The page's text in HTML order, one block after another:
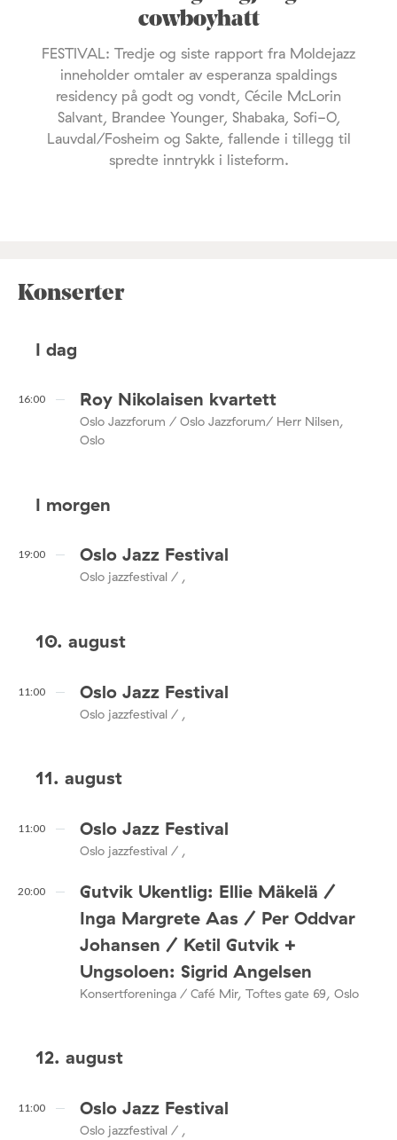
cowboyhatt
FESTIVAL: Tredje og siste rapport fra Moldejazz
inneholder omtaler av esperanza spaldings
residency på godt og vondt, Cécile McLorin
Salvant, Brandee Younger, Shabaka, Sofi-O,
Lauvdal/Fosheim og Sakte, fallende i tillegg til
spredte inntrykk i listeform.
Konserter
I dag
16:00 Roy Nikolaisen kvartett
Oslo Jazzforum / Oslo Jazzforum/ Herr Nilsen,
Oslo
I morgen
19:00 Oslo Jazz Festival
Oslo jazzfestival / ,
10. august
11:00 Oslo Jazz Festival
Oslo jazzfestival / ,
11. august
11:00 Oslo Jazz Festival
Oslo jazzfestival / ,
20:00
Gutvik Ukentlig: Ellie Mäkelä /
Inga Margrete Aas / Per Oddvar
Johansen / Ketil Gutvik +
Ungsoloen: Sigrid Angelsen
Konsertforeninga / Café Mir, Toftes gate 69, Oslo
12. august
11:00 Oslo Jazz Festival
Oslo jazzfestival / ,